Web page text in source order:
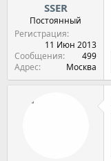
SSER
Постоянный
Регистрация
11 Июн 2013
Сообщения
499
Адрес
Москва